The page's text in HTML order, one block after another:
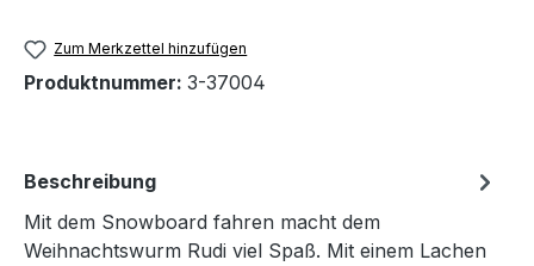
Zum Merkzettel hinzufügen
Produktnummer: 3-37004
Beschreibung
Mit dem Snowboard fahren macht dem
Weihnachtswurm Rudi viel Spaß. Mit einem Lachen